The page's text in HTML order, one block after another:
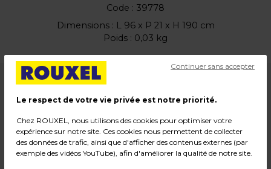
Code : 39778
Dimensions : L 96 x P 21 x H 190 cm
Poids : 0,03 kg
4,99
5,99€ TTC*
l'unité
+
Le respect de votre vie privée est notre priorité.
Chez ROUXEL, nous utilisons des cookies pour optimiser votre
expérience sur notre site. Ces cookies nous permettent de collecter
des données de trafic, ainsi que d'afficher des contenus externes (par
exemple des vidéos YouTube), afin d'améliorer la qualité de notre site.
Continuer sans accepter